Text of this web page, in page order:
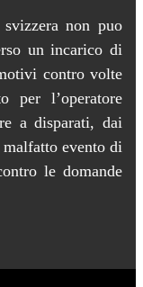
non puo
un incarico di
contro volte
per l’operatore
a disparati, dai
evento di
le domande